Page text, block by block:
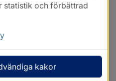
statistik och förbättrad
kakor